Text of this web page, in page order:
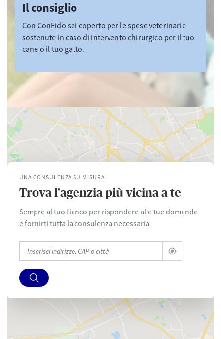
Il consiglio
Con ConFido sei coperto per le spese veterinarie
sostenute in caso di intervento chirurgico per il tuo
cane o il tuo gatto.
UNA CONSULENZA SU MISURA
Trova l'agenzia più vicina a te
Sempre al tuo fianco per rispondere alle tue domande
e fornirti tutta la consulenza necessaria